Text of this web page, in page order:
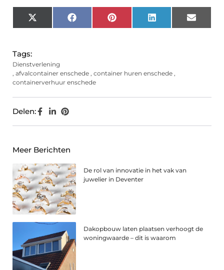
X
(Twitter)
FacebookPinterest LinkedIn Email
Tags:
Dienstverlening
, afvalcontainer enschede , container huren enschede ,
containerverhuur enschede
Delen:
Meer Berichten
De rol van innovatie in het vak van
juwelier in Deventer
Dakopbouw laten plaatsen verhoogt de
woningwaarde – dit is waarom